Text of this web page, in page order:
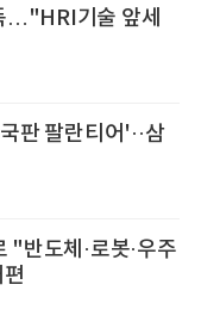
…"HRI기술 앞세
판 팔란티어'··삼
"반도체·로봇·우주